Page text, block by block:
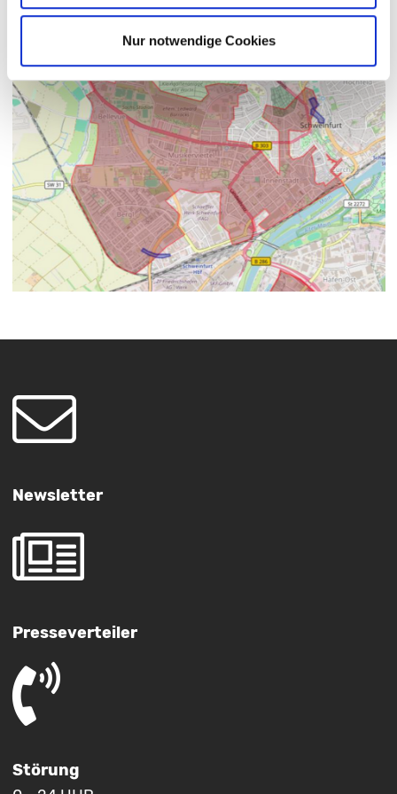
Nur notwendige Cookies
Newsletter
Presseverteiler
Störung